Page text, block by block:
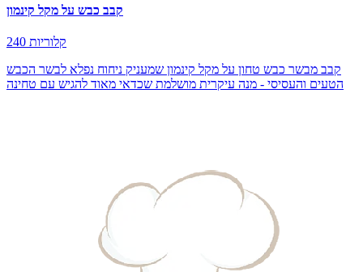
קבב כבש על מקל קינמון
240 קלוריות
קבב מבשר כבש טחון על מקל קינמון שמעניק ניחוח נפלא לבשר הכבש
הטעים והעסיסי - מנה עיקרית מושלמת שכדאי מאוד להגיש עם טחינה